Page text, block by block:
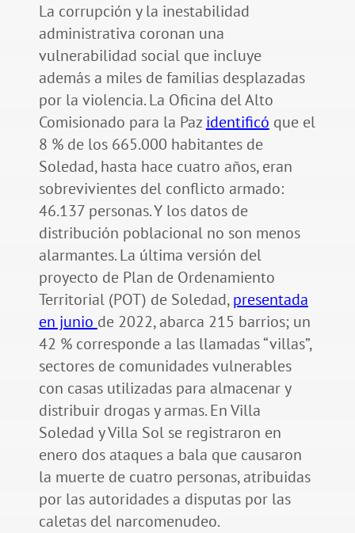
La corrupción y la inestabilidad
administrativa coronan una
vulnerabilidad social que incluye
además a miles de familias desplazadas
por la violencia. La Oficina del Alto
Comisionado para la Paz identificó que el
8 % de los 665.000 habitantes de
Soledad, hasta hace cuatro años, eran
sobrevivientes del conflicto armado:
46.137 personas. Y los datos de
distribución poblacional no son menos
alarmantes. La última versión del
proyecto de Plan de Ordenamiento
Territorial (POT) de Soledad,presentada
en junio de 2022, abarca 215 barrios; un
42 % corresponde a las llamadas “villas”,
sectores de comunidades vulnerables
con casas utilizadas para almacenar y
distribuir drogas y armas. En Villa
Soledad y Villa Sol se registraron en
enero dos ataques a bala que causaron
la muerte de cuatro personas, atribuidas
por las autoridades a disputas por las
caletas del narcomenudeo.